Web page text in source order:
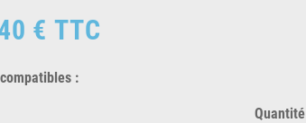
€ TTC
:
Quantité